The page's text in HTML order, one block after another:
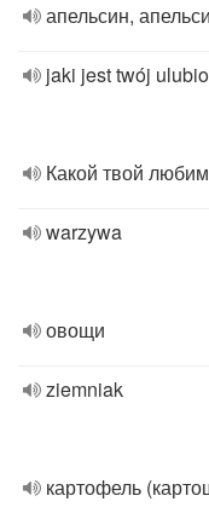
апельсин,
jaki jest twój
Какой твой
warzywa
овощи
ziemniak
картофель